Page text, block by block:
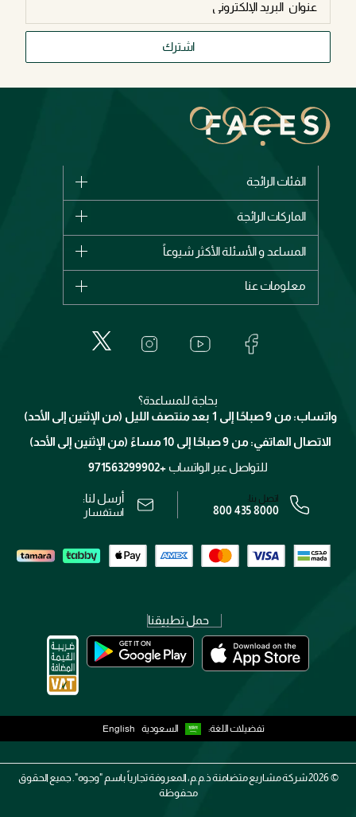
اشترك
الفئات الرائجة
الأكثر مبيعاً
اشترِ بطاقة هدية
الماركات الرائجة
بربري
إيف سان لوران
المساعد و الأسئلة الأكثر شيوعاً
الإرجاع
معلومات عنا
خدمات المعارض
برنامج الولاء ميوز
الوظائف
الشروط و الأحكام
رقم السجل التجاري: 7013320481 — صادر من وزارة التجارة
بحاجة للمساعدة؟
واتساب: من 9 صباحًا إلى 1 بعد منتصف الليل (من الإثنين إلى الأحد)
الاتصال الهاتفي: من 9 صباحًا إلى 10 مساءً (من الإثنين إلى الأحد)
للتواصل عبر الواتساب +971563299902
اتصل بنا:
800 435 8000
أرسل لنا:
استفسار
حمل تطبيقنا
تفضيلات اللغة: السعودية English
2026 ©شركة مشاريع متضامنة ذ.م.م، المعروفة تجارياً باسم "وجوه". جميع الحقوق
محفوظة